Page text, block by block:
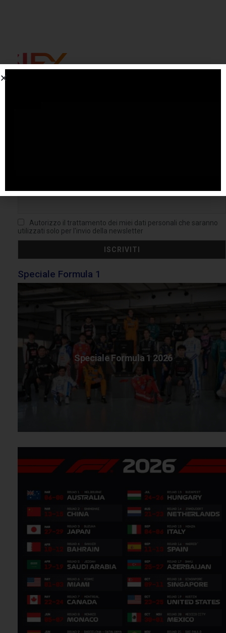
Autorizzo il trattamento dei miei dati personali che saranno
utilizzati solo per l'invio della newsletter
Speciale Formula 1
Speciale Formula 1 2026